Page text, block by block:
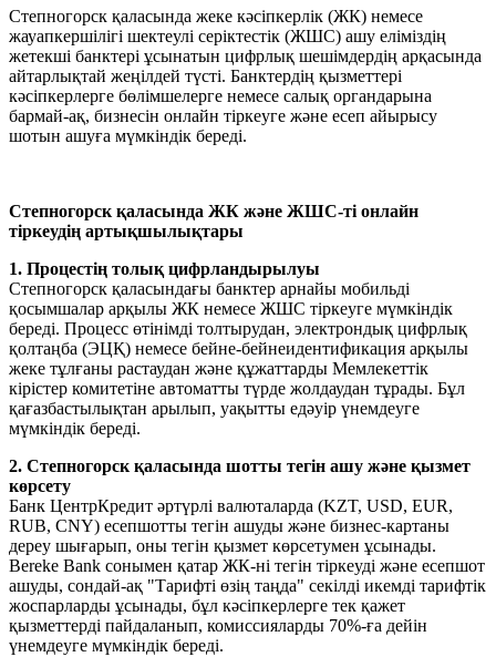
Степногорск қаласында жеке кәсіпкерлік (ЖК) немесе
жауапкершілігі шектеулі серіктестік (ЖШС) ашу еліміздің
жетекші банктері ұсынатын цифрлық шешімдердің арқасында
айтарлықтай жеңілдей түсті. Банктердің қызметтері
кәсіпкерлерге бөлімшелерге немесе салық органдарына
бармай-ақ, бизнесін онлайн тіркеуге және есеп айырысу
шотын ашуға мүмкіндік береді.
Степногорск қаласында ЖК және ЖШС-ті онлайн
тіркеудің артықшылықтары
1. Процестің толық цифрландырылуы
Степногорск қаласындағы банктер арнайы мобильді
қосымшалар арқылы ЖК немесе ЖШС тіркеуге мүмкіндік
береді. Процесс өтінімді толтырудан, электрондық цифрлық
қолтаңба (ЭЦҚ) немесе бейне-бейнеидентификация арқылы
жеке тұлғаны растаудан және құжаттарды Мемлекеттік
кірістер комитетіне автоматты түрде жолдаудан тұрады. Бұл
қағазбастылықтан арылып, уақытты едәуір үнемдеуге
мүмкіндік береді.
2. Степногорск қаласында шотты тегін ашу және қызмет
көрсету
Банк ЦентрКредит әртүрлі валюталарда (KZT, USD, EUR,
RUB, CNY) есепшотты тегін ашуды және бизнес-картаны
дереу шығарып, оны тегін қызмет көрсетумен ұсынады.
Bereke Bank сонымен қатар ЖК-ні тегін тіркеуді және есепшот
ашуды, сондай-ақ "Тарифті өзің таңда" секілді икемді тарифтік
жоспарларды ұсынады, бұл кәсіпкерлерге тек қажет
қызметтерді пайдаланып, комиссияларды 70%-ға дейін
үнемдеуге мүмкіндік береді.